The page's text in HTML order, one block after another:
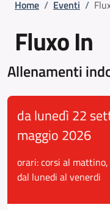
Home / Eventi /
Fluxo In
Allenamenti
da lunedì 22
maggio 2026
orari: corsi al
dal lunedi al venerdi